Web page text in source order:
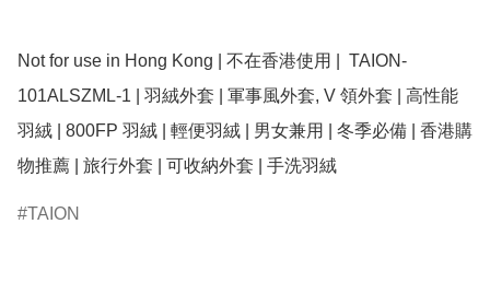
Not for use in Hong Kong | 不在香港使用 |  TAION-
101ALSZML-1 | 羽絨外套 | 軍事風外套, V 領外套 | 高性能
羽絨 | 800FP 羽絨 | 輕便羽絨 | 男女兼用 | 冬季必備 | 香港購
物推薦 | 旅行外套 | 可收納外套 | 手洗羽絨
TAION